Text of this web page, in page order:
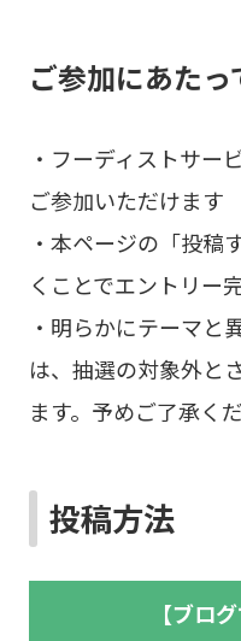
ご参加にあたっ
・フーディストサー
ご参加いただけます
・本ページの「投稿
くことでエントリー
・明らかにテーマと
は、抽選の対象外と
ます。予めご了承く
投稿方法
【ブロ